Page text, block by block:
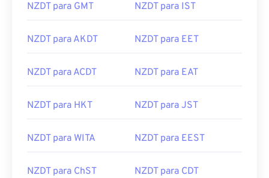
NZDT para GMT NZDT para IST
NZDT para AKDT NZDT para EET
NZDT para ACDT NZDT para EAT
NZDT para HKT NZDT para JST
NZDT para WITA NZDT para EEST
NZDT para ChST NZDT para CDT